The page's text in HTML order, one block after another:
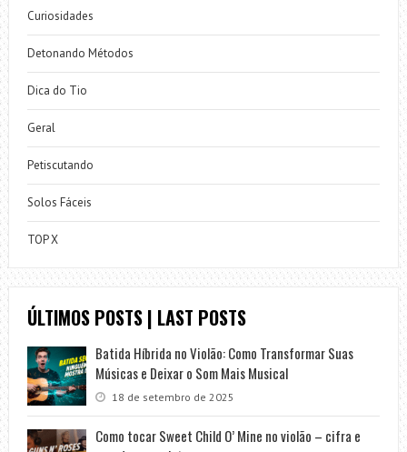
Curiosidades
Detonando Métodos
Dica do Tio
Geral
Petiscutando
Solos Fáceis
TOP X
ÚLTIMOS POSTS | LAST POSTS
Batida Híbrida no Violão: Como Transformar Suas
Músicas e Deixar o Som Mais Musical
18 de setembro de 2025
Como tocar Sweet Child O’ Mine no violão – cifra e